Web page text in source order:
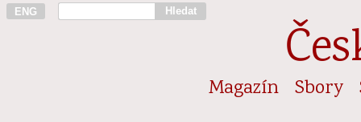
ENG Hledat
Magazín Sbory